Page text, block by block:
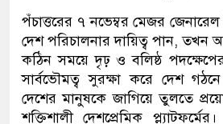
পঁচাত্তরের ৭ নভেম্বর মেজর
দেশ পরিচালনার দায়িত্ব পান, তখন
কঠিন সময়ে দৃঢ় ও বলিষ্ঠ পদক্ষেপের
সার্বভৌমত্ব সুরক্ষা করে দেশ
দেশের মানুষকে জাগিয়ে তুলতে
শক্তিশালী দেশপ্রেমিক